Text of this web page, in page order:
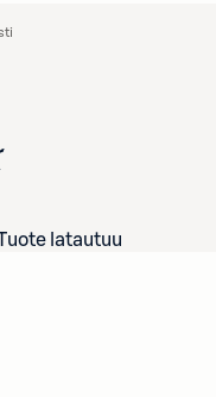
latautuu